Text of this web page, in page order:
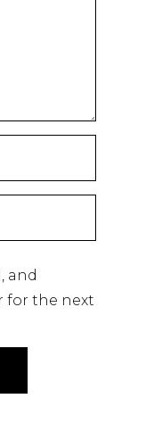
and
for the next